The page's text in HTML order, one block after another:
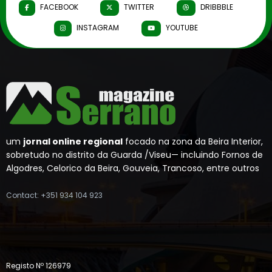
FACEBOOK TWITTER
DRIBBBLE
INSTAGRAM
YOUTUBE
um jornal online regional focado na zona da Beira Interior,
sobretudo no distrito da Guarda /Viseu— incluindo Fornos de
Algodres, Celorico da Beira, Gouveia, Trancoso, entre outros
Contact: +351 934 104 923
Registo Nº 126979